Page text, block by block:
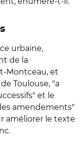
urbaine,
de la
Montceau, et
Toulouse, "a
et le
amendements"
améliorer le texte